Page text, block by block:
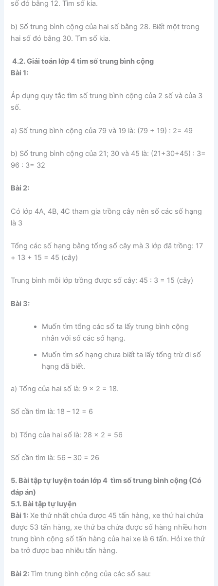
số đó bằng 12. Tìm số kia.
b) Số trung bình cộng của hai số bằng 28. Biết một trong
hai số đó bằng 30. Tìm số kia.
4.2. Giải toán lớp 4 tìm số trung bình cộng
Bài 1:
Áp dụng quy tắc tìm số trung bình cộng của 2 số và của 3
số.
a) Số trung bình cộng của 79 và 19 là: (79 + 19) : 2= 49
b) Số trung bình cộng của 21; 30 và 45 là: (21+30+45) : 3=
96 : 3= 32
Bài 2:
Có lớp 4A, 4B, 4C tham gia trồng cây nên số các số hạng
là 3
Tổng các số hạng bằng tổng số cây mà 3 lớp đã trồng: 17
+ 13 + 15 = 45 (cây)
Trung bình mỗi lớp trồng được số cây: 45 : 3 = 15 (cây)
Bài 3:
Muốn tìm tổng các số ta lấy trung bình cộng
nhân với số các số hạng.
Muốn tìm số hạng chưa biết ta lấy tổng trừ đi số
hạng đã biết.
a) Tổng của hai số là: 9 x 2 = 18.
Số cần tìm là: 18 – 12 = 6
b) Tổng của hai số là: 28 x 2 = 56
Số cần tìm là: 56 – 30 = 26
5. Bài tập tự luyện toán lớp 4 tìm số trung bình cộng (Có
đáp án)
5.1. Bài tập tự luyện
Bài 1: Xe thứ nhất chứa được 45 tấn hàng, xe thứ hai chứa
được 53 tấn hàng, xe thứ ba chứa được số hàng nhiều hơn
trung bình cộng số tấn hàng của hai xe là 6 tấn. Hỏi xe thứ
ba trở được bao nhiêu tấn hàng.
Bài 2: Tìm trung bình cộng của các số sau: